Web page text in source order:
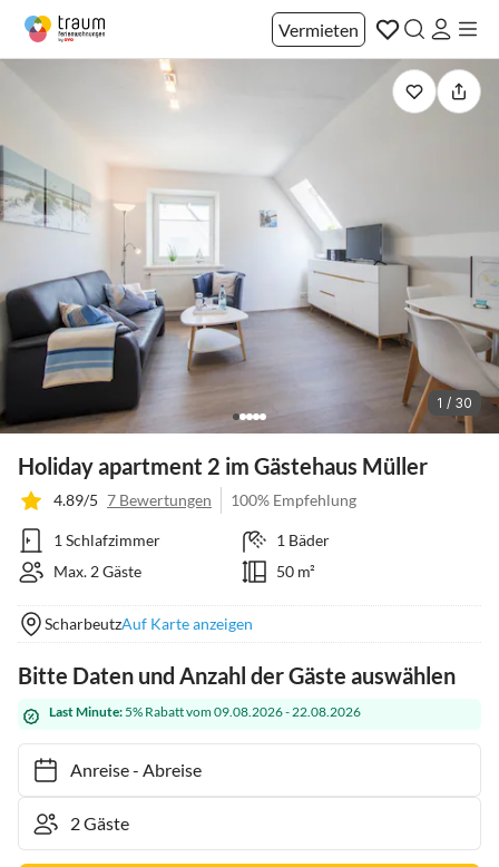
Vermieten
1 / 30
Holiday apartment 2 im Gästehaus Müller
4.89/5 7 Bewertungen 100% Empfehlung
1 Schlafzimmer
1 Bäder
Max. 2 Gäste
50 m²
ScharbeutzAuf Karte anzeigen
Bitte Daten und Anzahl der Gäste auswählen
Last Minute:5% Rabatt vom 09.08.2026 - 22.08.2026
Anreise- Abreise